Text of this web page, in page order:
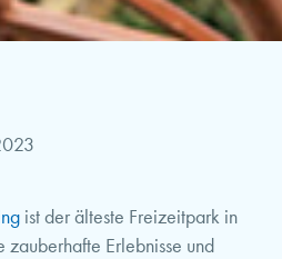
ist der älteste Freizeitpark in
Erlebnisse und